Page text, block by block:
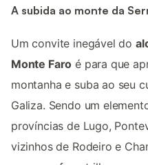
A subida ao monte da
Um convite inegável do
Monte Faro é para que
montanha e suba ao seu
Galiza. Sendo um
províncias de Lugo,
vizinhos de Rodeiro e